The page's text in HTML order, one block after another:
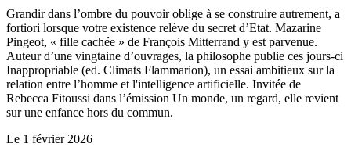
Grandir dans l’ombre du pouvoir oblige à se construire autrement, a
fortiori lorsque votre existence relève du secret d’Etat. Mazarine
Pingeot, « fille cachée » de François Mitterrand y est parvenue.
Auteur d’une vingtaine d’ouvrages, la philosophe publie ces jours-ci
Inappropriable (ed. Climats Flammarion), un essai ambitieux sur la
relation entre l’homme et l'intelligence artificielle. Invitée de
Rebecca Fitoussi dans l’émission Un monde, un regard, elle revient
sur une enfance hors du commun.
Le 1 février 2026